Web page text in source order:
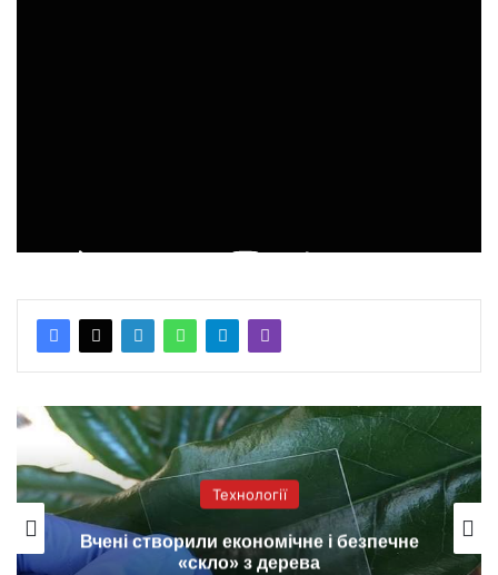
Технології
Вчені створили економічне і безпечне
«скло» з дерева